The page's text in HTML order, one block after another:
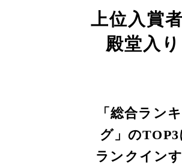
上位入賞
殿堂入
「総合ラン
グ」のTOP3
ランクイン